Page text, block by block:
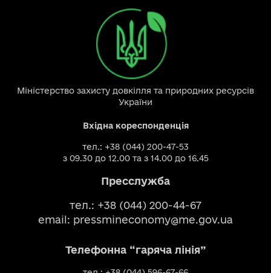
Міністерство захисту довкілля та природних ресурсів
України
Вхідна кореспонденція
тел.: +38 (044) 200-47-53
з 09.30 до 12.00 та з 14.00 до 16.45
Пресслужба
тел.: +38 (044) 200-44-67
email: pressmineconomy@me.gov.ua
Телефонна “гаряча лінія”